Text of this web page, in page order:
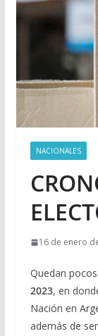
NACIONALES
16 de enero
Quedan
2023, en
Nación en
además de